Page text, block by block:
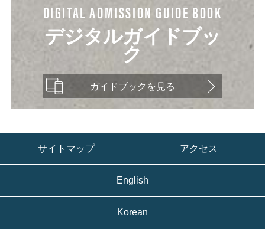
DIGITAL ADMISSION GUIDE BOOK
デジタルガイドブッ
ク
ガイドブックを見る
サイトマップ アクセス
English
Korean